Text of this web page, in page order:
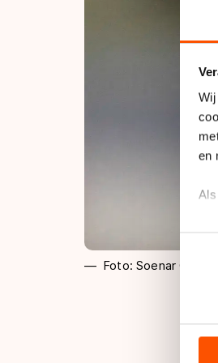
Wij
en
Foto: Soenar Chamid